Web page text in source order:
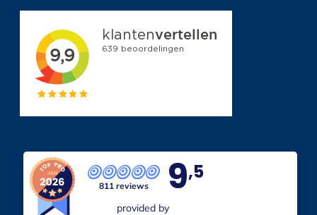
811 reviews 9,5
provided by